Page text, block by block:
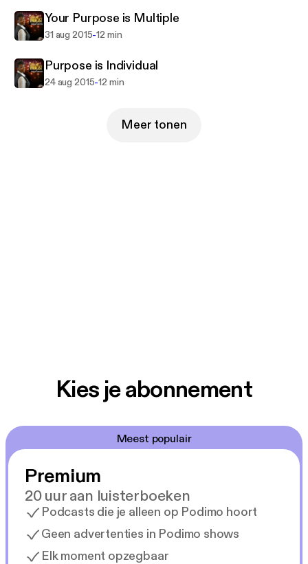
Your Purpose is Multiple
31 aug 2015-12 min
Purpose is Individual
24 aug 2015-12 min
Meer tonen
Kies je abonnement
Meest populair
Premium
20 uur aan luisterboeken
Podcasts die je alleen op Podimo hoort
Geen advertenties in Podimo shows
Elk moment opzegbaar